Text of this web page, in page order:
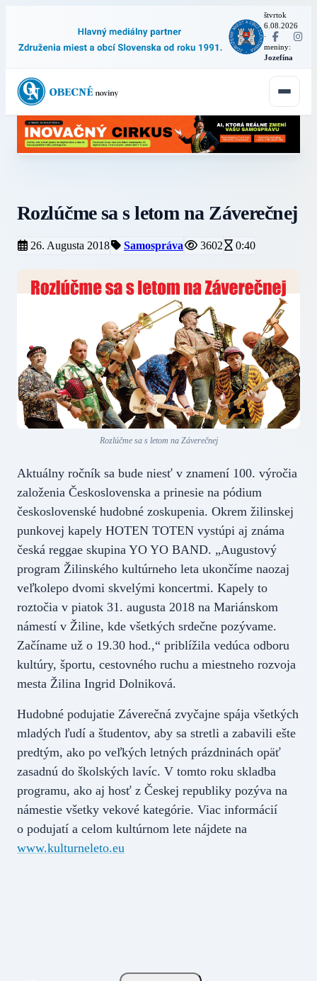
štvrtok
6.08.2026
·
meniny:
Jozefína
Rozlúčme sa s letom na Záverečnej
26. Augusta 2018 Samospráva 3602 0:40
Rozlúčme sa s letom na Záverečnej
Aktuálny ročník sa bude niesť v znamení 100. výročia
založenia Československa a prinesie na pódium
československé hudobné zoskupenia. Okrem žilinskej
punkovej kapely HOTEN TOTEN vystúpi aj známa
česká reggae skupina YO YO BAND. „Augustový
program Žilinského kultúrneho leta ukončíme naozaj
veľkolepo dvomi skvelými koncertmi. Kapely to
roztočia v piatok 31. augusta 2018 na Mariánskom
námestí v Žiline, kde všetkých srdečne pozývame.
Začíname už o 19.30 hod.,“ priblížila vedúca odboru
kultúry, športu, cestovného ruchu a miestneho rozvoja
mesta Žilina Ingrid Dolniková.
Hudobné podujatie Záverečná zvyčajne spája všetkých
mladých ľudí a študentov, aby sa stretli a zabavili ešte
predtým, ako po veľkých letných prázdninách opäť
zasadnú do školských lavíc. V tomto roku skladba
programu, ako aj hosť z Českej republiky pozýva na
námestie všetky vekové kategórie. Viac informácií
o podujatí a celom kultúrnom lete nájdete na
www.kulturneleto.eu